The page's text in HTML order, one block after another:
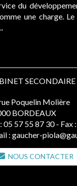
du
une charge.
SECONDAIRE
Poquelin Molière
BORDEAUX
05 57 55 87 30 - Fax
: gaucher-
NOUS CONTACTER